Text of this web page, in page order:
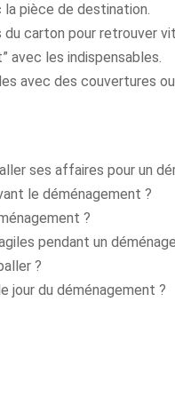
pièce de destination.
carton pour retrouver
avec les indispensables.
avec des couvertures
ses affaires pour un
le déménagement ?
?
pendant un
?
jour du déménagement ?